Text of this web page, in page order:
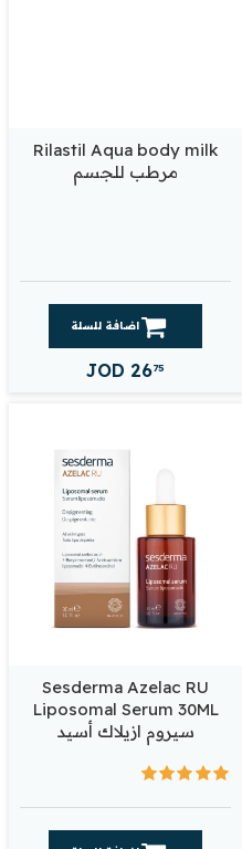
Rilastil Aqua body milk
مرطب للجسم
اضافة للسلة
JOD 2675
Sesderma Azelac RU
Liposomal Serum 30ML
سيروم ازيلاك أسيد